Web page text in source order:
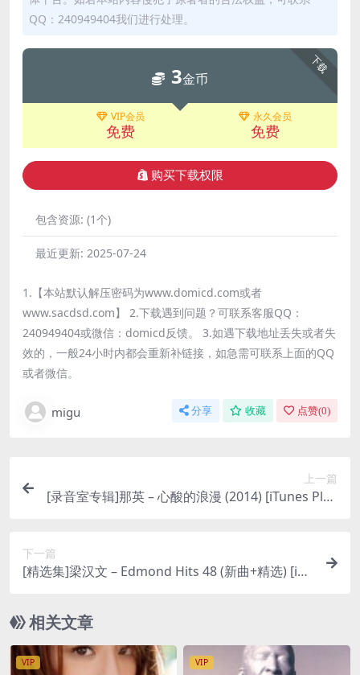
QQ：240949404我们进行处理。
下载
3金币
VIP会员
免费
永久会员
免费
购买下载权限
包含资源: (1个)
最近更新: 2025-07-24
1.【本站默认解压密码为www.domicd.com或者
www.sacdsd.com】 2.下载遇到问题？可联系客服QQ：
240949404或微信：domicd反馈。 3.如遇下载地址丢失或者失
效的，一般24小时内都会重新补链接，如急需可联系上面的QQ
或者微信。
migu 分享 收藏 点赞(0)
上一篇
[录音室专辑]那英 – 心酸的浪漫 (2014) [iTunes Plus
下一篇
[精选集]梁汉文 – Edmond Hits 48 (新曲+精选) [iTu
相关文章
VIP VIP